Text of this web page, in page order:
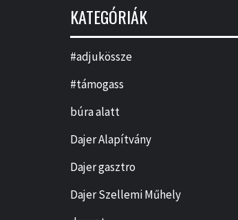
KATEGÓRIÁK
#adjukössze
#támogass
búra alatt
Dajer Alapítvány
Dajer gasztro
Dajer Szellemi Műhely